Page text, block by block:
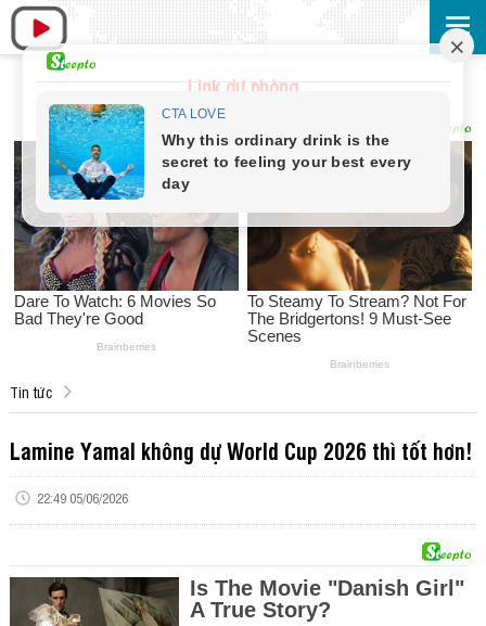
Link dự phòng
Tin tức
Lamine Yamal không dự World Cup 2026 thì tốt hơn!
22:49 05/06/2026